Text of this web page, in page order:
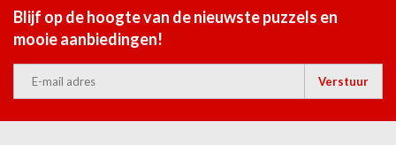
Blijf op de hoogte van de nieuwste puzzels en
mooie aanbiedingen!
Verstuur